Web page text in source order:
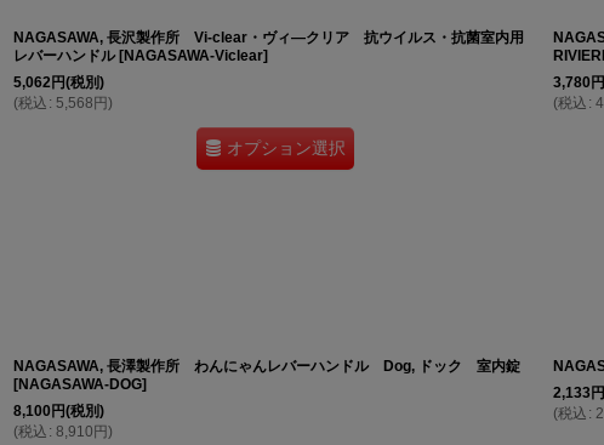
NAGASAWA, 長沢製作所 Vi-clear・ヴィ―クリア 抗ウイルス・抗菌室内用
レバーハンドル [NAGASAWA-Viclear]
5,062円(税別)
(税込 : 5,568円)
オプション選択
3,780円
(税込 :
NAGASAWA, 長澤製作所 わんにゃんレバーハンドル Dog, ドック 室内錠
[NAGASAWA-DOG]
8,100円(税別)
(税込 : 8,910円)
2,133円
(税込 :